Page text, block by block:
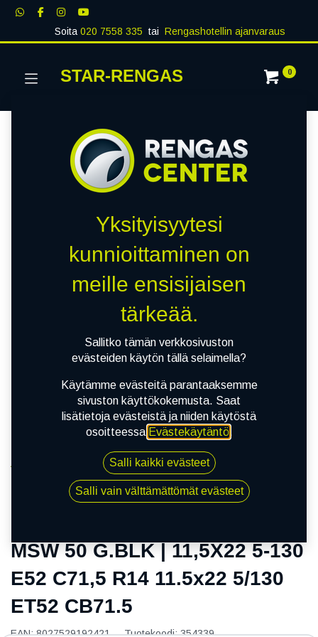
Soita020 7558 335 tai Rengashotellin ajanvaraus
STAR-RENGAS 0
MSW 50 G.BLK | 11,5X22 5-130 E52 C71,5 R14
11.5x22 5/130 ET52 CB71.5
MSW 50 G.BLK | 11,5X22 5-130
E52 C71,5 R14 11.5x22 5/130
ET52 CB71.5
EAN:8027529192421 Tuotekoodi:354339
Yksityisyytesi
kunnioittaminen on
meille ensisijaisen
tärkeää.
Sallitko tämän verkkosivuston
evästeiden käytön tällä selaimella?
Käytämme evästeitä parantaaksemme
sivuston käyttökokemusta. Saat
lisätietoja evästeistä ja niiden käytöstä
osoitteessa Evästekäytäntö.
Salli kaikki evästeet
Salli vain välttämättömät evästeet